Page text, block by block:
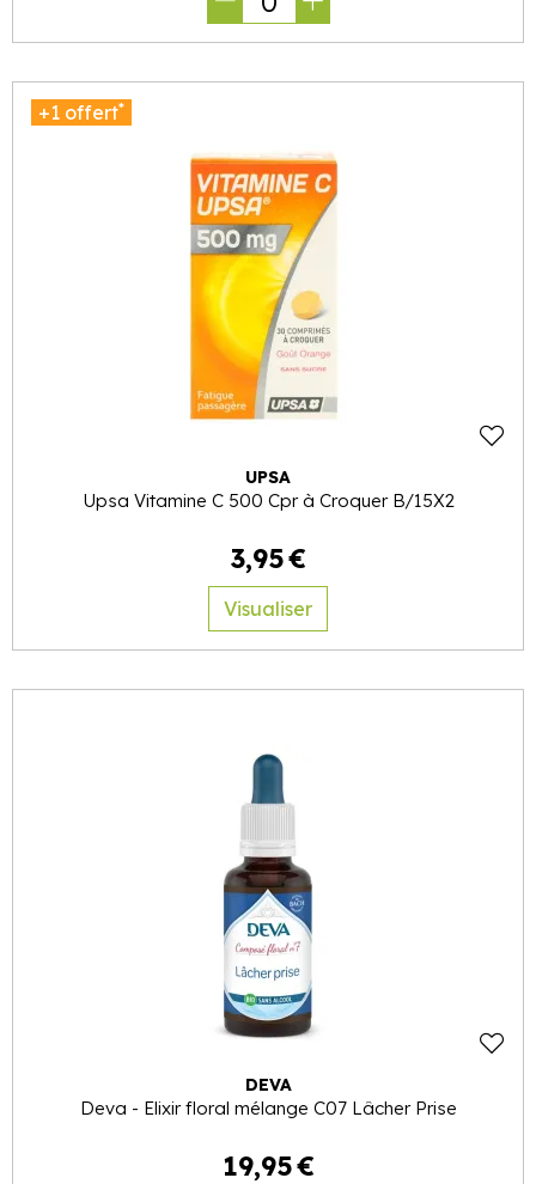
+1 offert*
UPSA
Upsa Vitamine C 500 Cpr à Croquer B/15X2
3,95€
Visualiser
DEVA
Deva - Elixir floral mélange C07 Lâcher Prise
19,95€